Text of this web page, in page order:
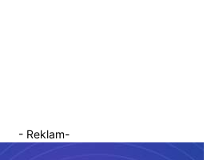
- Reklam-